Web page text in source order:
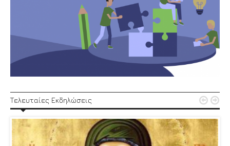
Τελευταίες Εκδηλώσεις  